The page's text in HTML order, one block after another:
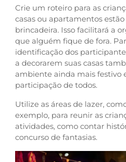
Crie um roteiro para as
casas ou apartamentos
brincadeira. Isso facilitará a
que alguém fique de fora.
identificação dos
a decorarem suas casas
ambiente ainda mais festivo
participação de todos.
Utilize as áreas de lazer,
exemplo, para reunir as
atividades, como contar
concurso de fantasias.